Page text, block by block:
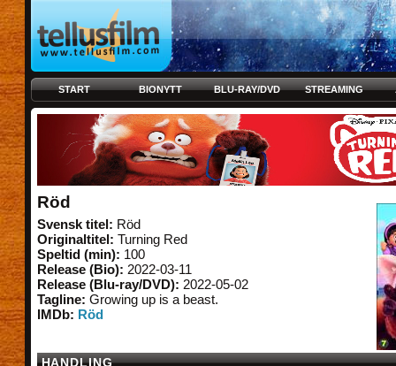
START BIONYTT BLU-RAY/DVD STREAMING
Röd
Svensk titel: Röd
Originaltitel: Turning Red
Speltid (min): 100
Release (Bio): 2022-03-11
Release (Blu-ray/DVD): 2022-05-02
Tagline: Growing up is a beast.
IMDb: Röd
HANDLING